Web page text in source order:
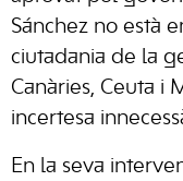
Sánchez no està
ciutadania de la
Canàries, Ceuta i
incertesa
En la seva